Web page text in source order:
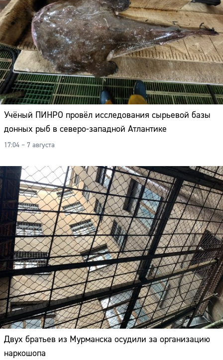
Учёный ПИНРО провёл исследования сырьевой базы
донных рыб в северо-западной Атлантике
17:04 – 7 августа
Двух братьев из Мурманска осудили за организацию
наркошопа